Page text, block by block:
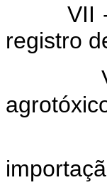
VII
registro